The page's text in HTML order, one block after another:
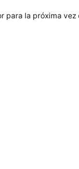
la próxima vez